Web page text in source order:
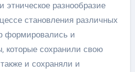
этническое разнообразие
становления различных
формировались и
которые сохранили свою
и сохраняли и